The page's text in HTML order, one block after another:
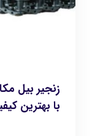
زنجیر بیل
با بهترین